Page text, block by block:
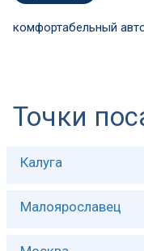
комфортабельный
Точки
Калуга
Малоярославец